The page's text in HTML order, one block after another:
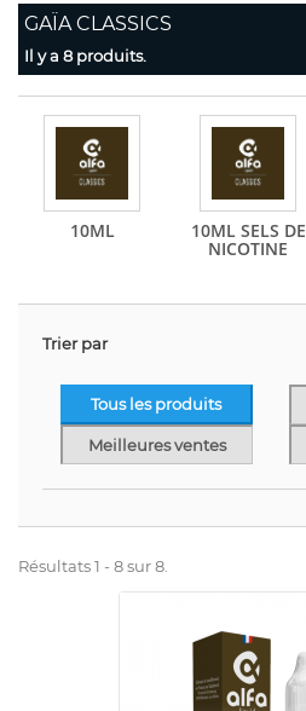
GAÏA CLASSICS
Il y a 8 produits.
10ML 10ML SELS DE
NICOTINE
Trier par
Tous les produits
Meilleures ventes
Résultats 1 - 8 sur 8.